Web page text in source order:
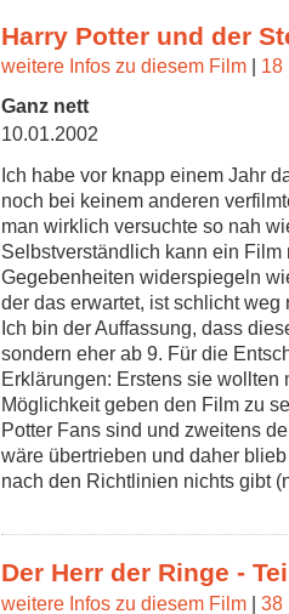
Harry Potter und der
weitere Infos zu diesem Film | 18
Ganz nett
10.01.2002
Ich habe vor knapp einem Jahr
noch bei keinem anderen
man wirklich versuchte so nah
Selbstverständlich kann ein
Gegebenheiten widerspiegeln
der das erwartet, ist schlicht weg
Ich bin der Auffassung, dass
sondern eher ab 9. Für die
Erklärungen: Erstens sie
Möglichkeit geben den Film zu
Potter Fans sind und zweitens
wäre übertrieben und daher
nach den Richtlinien nichts gibt
Der Herr der Ringe -
weitere Infos zu diesem Film | 38